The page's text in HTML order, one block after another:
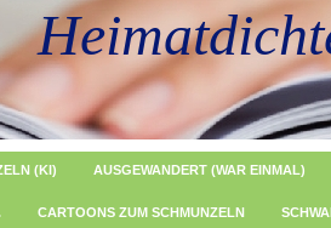
(KI) AUSGEWANDERT (WAR EINMAL)
CARTOONS ZUM SCHMUNZELN